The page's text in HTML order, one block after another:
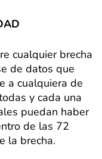
cualquier brecha
de datos que
a cualquiera de
y cada una
puedan haber
de las 72
la brecha.